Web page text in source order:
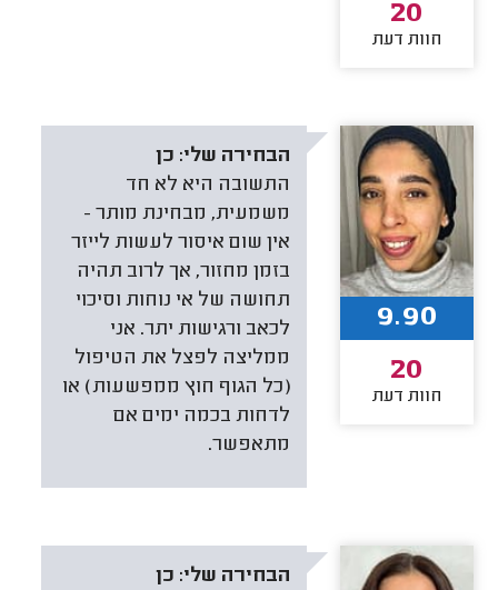
20
חוות דעת
הבחירה שלי: כן
התשובה היא לא חד
משמעית, מבחינת מותר -
אין שום איסור לעשות לייזר
בזמן מחזור, אך לרוב תהיה
תחושה של אי נוחות וסיכוי
לכאב ורגישות יתר. אני
ממליצה לפצל את הטיפול
(כל הגוף חוץ ממפשעות) או
לדחות בכמה ימים אם
מתאפשר.
9.90
20
חוות דעת
הבחירה שלי: כן